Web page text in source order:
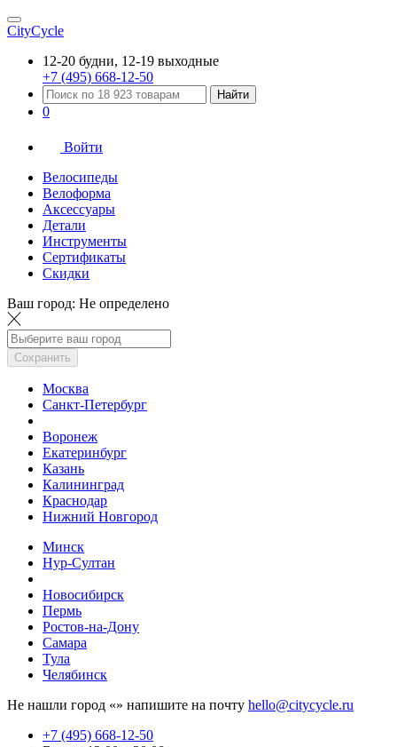
CityCycle
12-20 будни, 12-19 выходные
+7 (495) 668-12-50
Найти
0
Войти
Велосипеды
Велоформа
Аксессуары
Детали
Инструменты
Сертификаты
Скидки
Ваш город: Не определено
Сохранить
Москва
Санкт-Петербург
Воронеж
Екатеринбург
Казань
Калининград
Краснодар
Нижний Новгород
Минск
Нур-Султан
Новосибирск
Пермь
Ростов-на-Дону
Самара
Тула
Челябинск
Не нашли город «» напишите на почту hello@citycycle.ru
+7 (495) 668-12-50